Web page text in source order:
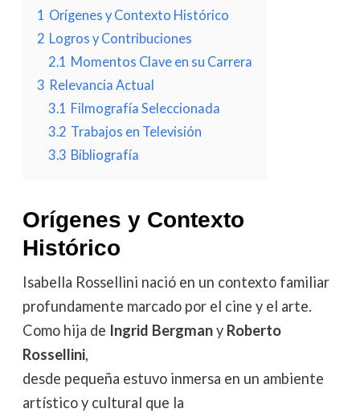
1 Orígenes y Contexto Histórico
2 Logros y Contribuciones
2.1 Momentos Clave en su Carrera
3 Relevancia Actual
3.1 Filmografía Seleccionada
3.2 Trabajos en Televisión
3.3 Bibliografía
Orígenes y Contexto
Histórico
Isabella Rossellini nació en un contexto familiar
profundamente marcado por el cine y el arte.
Como hija de Ingrid Bergmany Roberto
Rossellini,
desde pequeña estuvo inmersa en un ambiente
artístico y cultural que la